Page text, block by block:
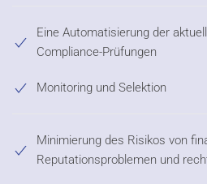
Eine Automatisierung der
Compliance-Prüfungen
Monitoring und Selektion
Minimierung des Risikos von
Reputationsproblemen und